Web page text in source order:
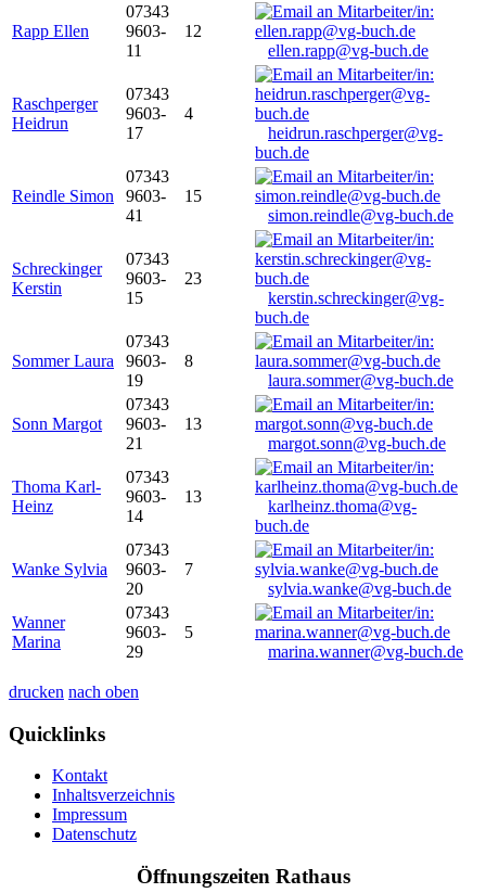
Rapp Ellen
07343
9603-
11
12
ellen.rapp@vg-buch.de
Raschperger
Heidrun
07343
9603-
17
4
heidrun.raschperger@vg-
buch.de
Reindle Simon
07343
9603-
41
15
simon.reindle@vg-buch.de
Schreckinger
Kerstin
07343
9603-
15
23
kerstin.schreckinger@vg-
buch.de
Sommer Laura
07343
9603-
19
8
laura.sommer@vg-buch.de
Sonn Margot
07343
9603-
21
13
margot.sonn@vg-buch.de
Thoma Karl-
Heinz
07343
9603-
14
13
karlheinz.thoma@vg-
buch.de
Wanke Sylvia
07343
9603-
20
7
sylvia.wanke@vg-buch.de
Wanner
Marina
07343
9603-
29
5
marina.wanner@vg-buch.de
drucken nach oben
Quicklinks
Kontakt
Inhaltsverzeichnis
Impressum
Datenschutz
Öffnungszeiten Rathaus